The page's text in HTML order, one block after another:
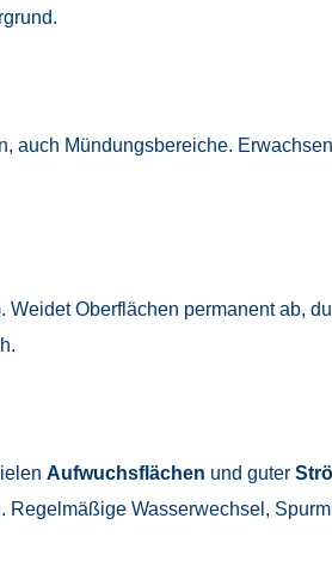
auch Mündungsbereiche.
Weidet Oberflächen permanent ab,
Aufwuchsflächen und guter
Wasserwechsel,